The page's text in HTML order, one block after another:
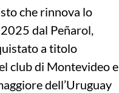
che rinnova lo
dal Peñarol,
a titolo
club di Montevideo e
dell’Uruguay